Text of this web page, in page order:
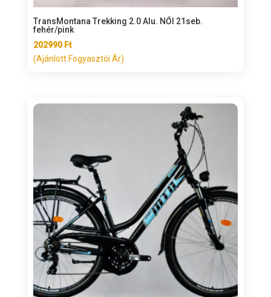
TransMontana Trekking 2.0 Alu. NŐI 21seb.
fehér/pink
202990 Ft
(Ajánlott Fogyasztói Ár)